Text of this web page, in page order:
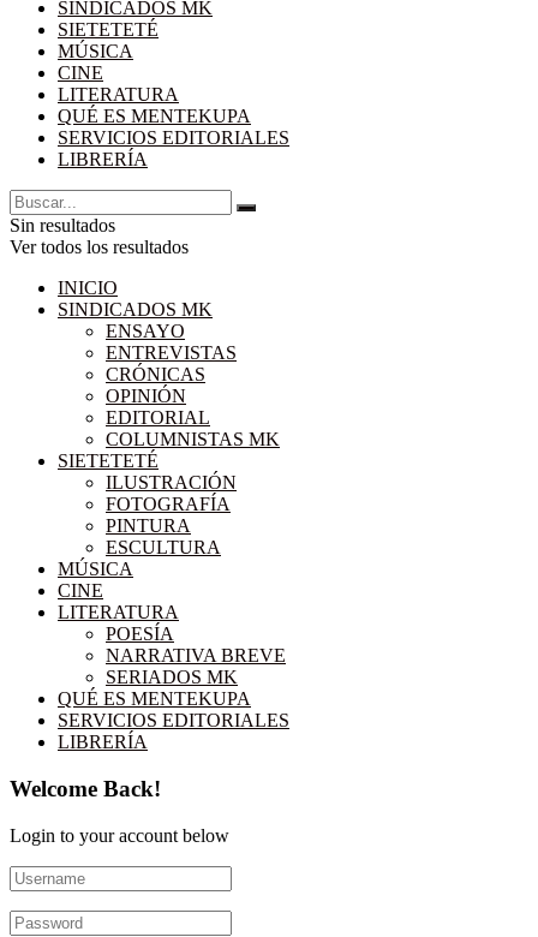
SINDICADOS MK
SIETETETÉ
MÚSICA
CINE
LITERATURA
QUÉ ES MENTEKUPA
SERVICIOS EDITORIALES
LIBRERÍA
Sin resultados
Ver todos los resultados
INICIO
SINDICADOS MK
ENSAYO
ENTREVISTAS
CRÓNICAS
OPINIÓN
EDITORIAL
COLUMNISTAS MK
SIETETETÉ
ILUSTRACIÓN
FOTOGRAFÍA
PINTURA
ESCULTURA
MÚSICA
CINE
LITERATURA
POESÍA
NARRATIVA BREVE
SERIADOS MK
QUÉ ES MENTEKUPA
SERVICIOS EDITORIALES
LIBRERÍA
Welcome Back!
Login to your account below